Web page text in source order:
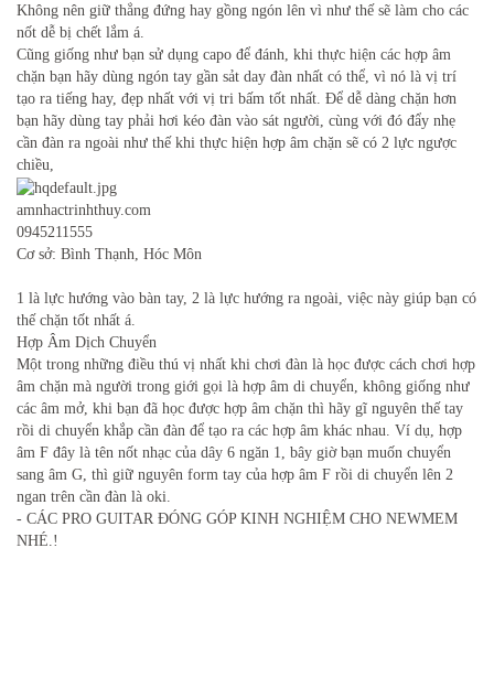
Không nên giữ thẳng đứng hay gồng ngón lên vì như thế sẽ làm cho các
nốt dễ bị chết lắm á.
Cũng giống như bạn sử dụng capo để đánh, khi thực hiện các hợp âm
chặn bạn hãy dùng ngón tay gần sảt day đàn nhất có thể, vì nó là vị trí
tạo ra tiếng hay, đẹp nhất với vị tri bấm tốt nhất. Để dễ dàng chặn hơn
bạn hãy dùng tay phải hơi kéo đàn vào sát người, cùng với đó đẩy nhẹ
cần đàn ra ngoài như thế khi thực hiện hợp âm chặn sẽ có 2 lực ngược
chiều,
amnhactrinhthuy.com
0945211555
Cơ sở: Bình Thạnh, Hóc Môn
1 là lực hướng vào bàn tay, 2 là lực hướng ra ngoài, việc này giúp bạn có
thế chặn tốt nhất á.
Hợp Âm Dịch Chuyển
Một trong những điều thú vị nhất khi chơi đàn là học được cách chơi hợp
âm chặn mà người trong giới gọi là hợp âm di chuyển, không giống như
các âm mở, khi bạn đã học được hợp âm chặn thì hãy gĩ nguyên thế tay
rồi di chuyển khắp cần đàn để tạo ra các hợp âm khác nhau. Ví dụ, hợp
âm F đây là tên nốt nhạc của dây 6 ngăn 1, bây giờ bạn muốn chuyển
sang âm G, thì giữ nguyên form tay của hợp âm F rồi di chuyển lên 2
ngan trên cần đàn là oki.
- CÁC PRO GUITAR ĐÓNG GÓP KINH NGHIỆM CHO NEWMEM
NHÉ.!